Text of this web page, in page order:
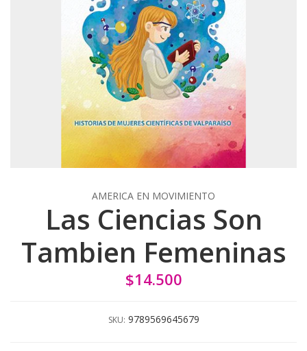
AMERICA EN MOVIMIENTO
Las Ciencias Son
Tambien Femeninas
$14.500
SKU: 9789569645679